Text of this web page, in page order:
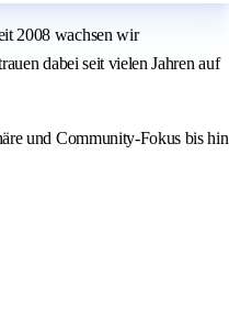
2008 wachsen wir
dabei seit vielen Jahren auf
und Community-Fokus bis hin